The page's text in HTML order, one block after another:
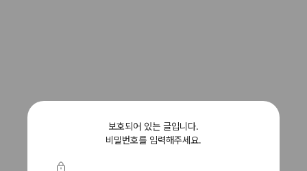
보호되어 있는 글입니다.
비밀번호를 입력해주세요.